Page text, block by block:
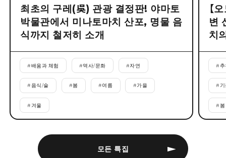
모든 특집
최초의 구레(吳) 관광 결정판! 야마토
박물관에서 미나토마치 산포, 명물 음
식까지 철저히 소개
#배움과 체험 #역사/문화 #자연
#음식/술 #봄 #여름 #가을
# 겨울
【
변
치
#
#
#봄